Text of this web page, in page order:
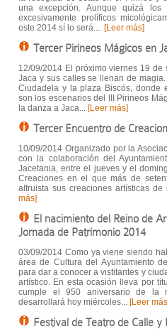
una excepción. Aunque quizá
excesivamente prolíficos
este 2014 sí lo será.... [Leer más]
Tercer Pirineos Mágicos en
12/09/2014 El próximo viernes 19
Jaca y sus calles se llenan de
Ciudadela y la plaza Biscós, donde
son los escenarios del III Pirineos
la danza a Jaca... [Leer más]
Tercer Encuentro de
10/09/2014 Organizado por la
con la colaboración del
Jacetania, entre el jueves y el
Creaciones en el que más de
altruista sus creaciones artísticas
más]
El nacimiento del Reino de
Jornada de Patrimonio 2014
03/09/2014 Como ya viene siendo
área de Cultura del Ayuntamiento
para dar a conocer a vistitantes y
artístico. En esta ocasión lleva por
cumple el 950 aniversario de la
desarrollará hoy miércoles... [Leer
Festival de Teatro de Calle